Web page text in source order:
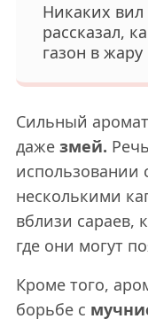
Никаких
рассказал,
газон в жару
Сильный
даже змей.
использовании
несколькими
вблизи сараев,
где они могут
Кроме того,
борьбе с